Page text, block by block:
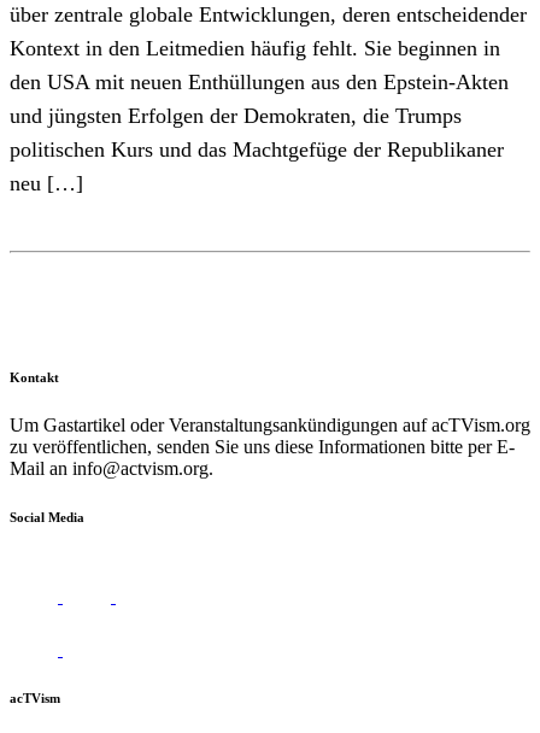
über zentrale globale Entwicklungen, deren entscheidender
Kontext in den Leitmedien häufig fehlt. Sie beginnen in
den USA mit neuen Enthüllungen aus den Epstein-Akten
und jüngsten Erfolgen der Demokraten, die Trumps
politischen Kurs und das Machtgefüge der Republikaner
neu […]
Kontakt
Um Gastartikel oder Veranstaltungsankündigungen auf acTVism.org
zu veröffentlichen, senden Sie uns diese Informationen bitte per E-
Mail an info@actvism.org.
Social Media
acTVism